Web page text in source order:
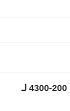
معلومات إضافية — أسطوانة هيدروليكية 200-4300 لـ